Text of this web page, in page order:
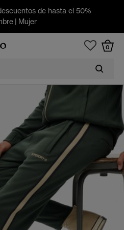
de hasta el 50%
| Mujer
0